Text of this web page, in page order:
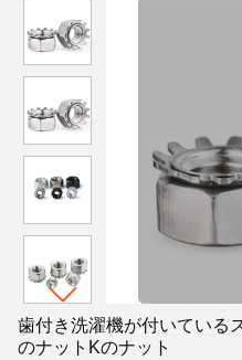
歯付き洗濯機が付いている
のナットKのナット